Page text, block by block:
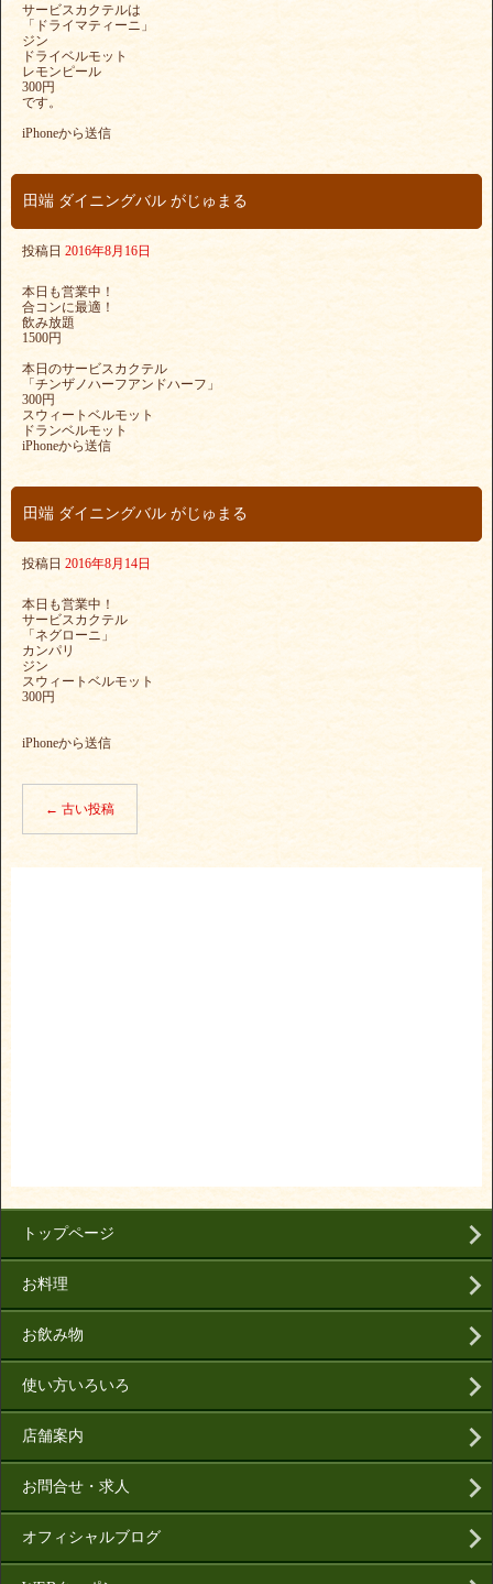
サービスカクテルは
「ドライマティーニ」
ジン
ドライベルモット
レモンピール
300円
です。
iPhoneから送信
田端 ダイニングバル がじゅまる
投稿日 2016年8月16日
本日も営業中！
合コンに最適！
飲み放題
1500円
本日のサービスカクテル
「チンザノハーフアンドハーフ」
300円
スウィートベルモット
ドランベルモット
iPhoneから送信
田端 ダイニングバル がじゅまる
投稿日 2016年8月14日
本日も営業中！
サービスカクテル
「ネグローニ」
カンパリ
ジン
スウィートベルモット
300円
iPhoneから送信
← 古い投稿
トップページ
お料理
お飲み物
使い方いろいろ
店舗案内
お問合せ・求人
オフィシャルブログ